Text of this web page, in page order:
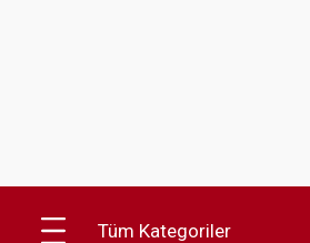
Tüm Kategoriler